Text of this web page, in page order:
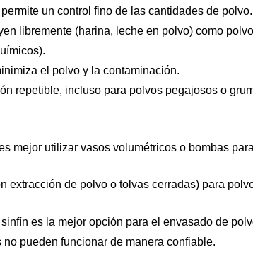
un control fino de las cantidades de polvo.
libremente (harina, leche en polvo) como
el polvo y la contaminación.
repetible, incluso para polvos pegajosos o
mejor utilizar vasos volumétricos o bombas
extracción de polvo o tolvas cerradas) para
es la mejor opción para el envasado de
pueden funcionar de manera confiable.